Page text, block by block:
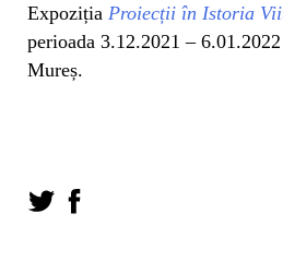
Expoziția Proiecții în Istoria
perioada 3.12.2021 –
Mureș.